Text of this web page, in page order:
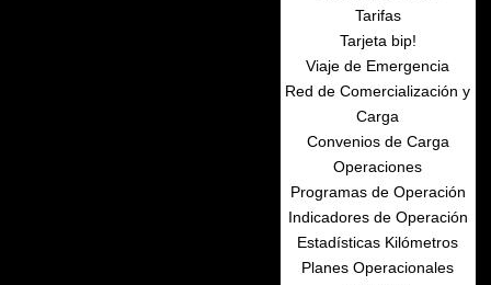
Tarifas
Tarjeta bip!
Viaje de Emergencia
Red de Comercialización y
Carga
Convenios de Carga
Operaciones
Programas de Operación
Indicadores de Operación
Estadísticas Kilómetros
Planes Operacionales